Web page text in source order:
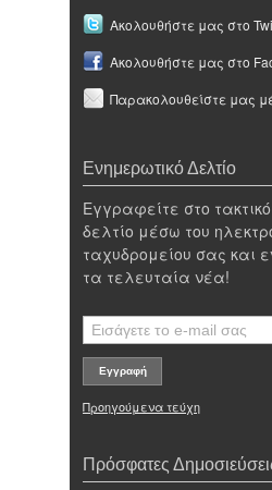
Ακολουθήστε μας στο
Ακολουθήστε μας στο
Παρακολουθείστε μας
Ενημερωτικό Δελτίο
Εγγραφείτε στο
δελτίο μέσω του
ταχυδρομείου σας και
τα τελευταία νέα!
Προηγούμενα τεύχη
Πρόσφατες